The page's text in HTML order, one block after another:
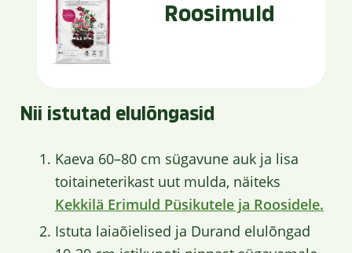
Roosimuld
Nii istutad elulõngasid
Kaeva 60–80 cm sügavune auk ja lisa
toitaineterikast uut mulda, näiteks
Kekkilä Erimuld Püsikutele ja Roosidele.
Istuta laiaõielised ja Durand elulõngad